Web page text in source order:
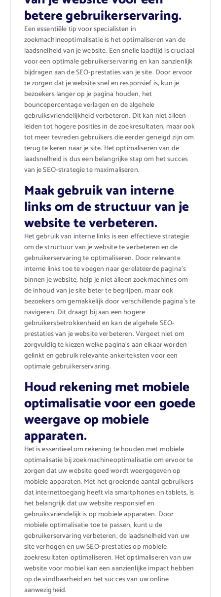
betere gebruikerservaring.
Een essentiële tip voor specialisten in
zoekmachineoptimalisatie is het optimaliseren van de
laadsnelheid van je website. Een snelle laadtijd is cruciaal
voor een optimale gebruikerservaring en kan aanzienlijk
bijdragen aan de SEO-prestaties van je site. Door ervoor
te zorgen dat je website snel en responsief is, kun je
bezoekers langer op je pagina houden, het
bouncepercentage verlagen en de algehele
gebruiksvriendelijkheid verbeteren. Dit kan niet alleen
leiden tot hogere posities in de zoekresultaten, maar ook
tot meer tevreden gebruikers die eerder geneigd zijn om
terug te keren naar je site. Het optimaliseren van de
laadsnelheid is dus een belangrijke stap om het succes
van je SEO-strategie te maximaliseren.
Maak gebruik van interne
links om de structuur van je
website te verbeteren.
Het gebruik van interne links is een effectieve strategie
om de structuur van je website te verbeteren en de
gebruikerservaring te optimaliseren. Door relevante
interne links toe te voegen naar gerelateerde pagina’s
binnen je website, help je niet alleen zoekmachines om
de inhoud van je site beter te begrijpen, maar ook
bezoekers om gemakkelijk door verschillende pagina’s te
navigeren. Dit draagt bij aan een hogere
gebruikersbetrokkenheid en kan de algehele SEO-
prestaties van je website verbeteren. Vergeet niet om
zorgvuldig te kiezen welke pagina’s aan elkaar worden
gelinkt en gebruik relevante ankerteksten voor een
optimale gebruikerservaring.
Houd rekening met mobiele
optimalisatie voor een goede
weergave op mobiele
apparaten.
Het is essentieel om rekening te houden met mobiele
optimalisatie bij zoekmachineoptimalisatie om ervoor te
zorgen dat uw website goed wordt weergegeven op
mobiele apparaten. Met het groeiende aantal gebruikers
dat internettoegang heeft via smartphones en tablets, is
het belangrijk dat uw website responsief en
gebruiksvriendelijk is op mobiele apparaten. Door
mobiele optimalisatie toe te passen, kunt u de
gebruikerservaring verbeteren, de laadsnelheid van uw
site verhogen en uw SEO-prestaties op mobiele
zoekresultaten optimaliseren. Het optimaliseren van uw
website voor mobiel kan een aanzienlijke impact hebben
op de vindbaarheid en het succes van uw online
aanwezigheid.